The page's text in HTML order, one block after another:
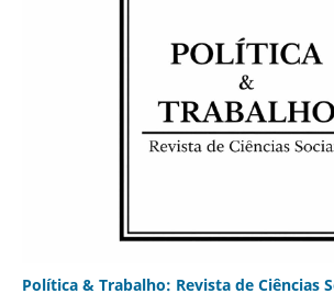
Política & Trabalho: Revista de Ciências